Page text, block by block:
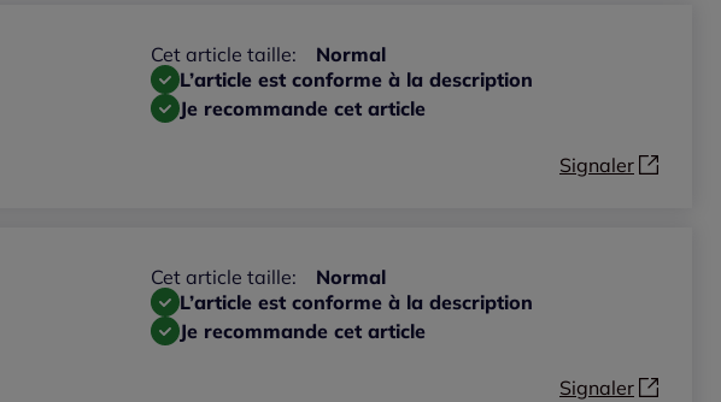
Cet article taille:
Normal
L’article est conforme à la description
Je recommande cet article
Signaler
Cet article taille:
Normal
L’article est conforme à la description
Je recommande cet article
Signaler